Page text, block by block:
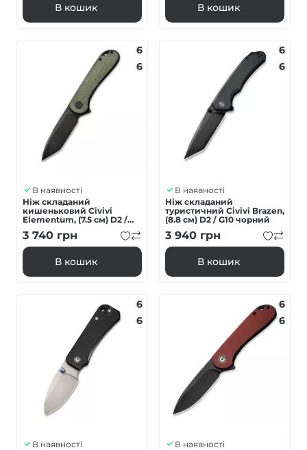
В кошик В кошик
6
6
В наявності
Ніж складаний
кишеньковий Civivi
Elementum, (7.5 см) D2 /
Micarta зелений
3 740 грн
В кошик
6
6
В наявності
Ніж складаний
туристичний Civivi Brazen,
(8.8 см) D2 / G10 чорний
3 940 грн
В кошик
6
6
В наявності
6
6
В наявності